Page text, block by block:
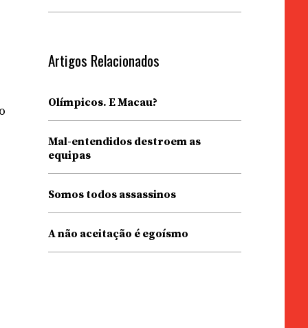
Artigos Relacionados
Olímpicos. E Macau?
Mal-entendidos destroem as
equipas
Somos todos assassinos
A não aceitação é egoísmo